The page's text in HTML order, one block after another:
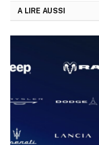
A LIRE AUSSI